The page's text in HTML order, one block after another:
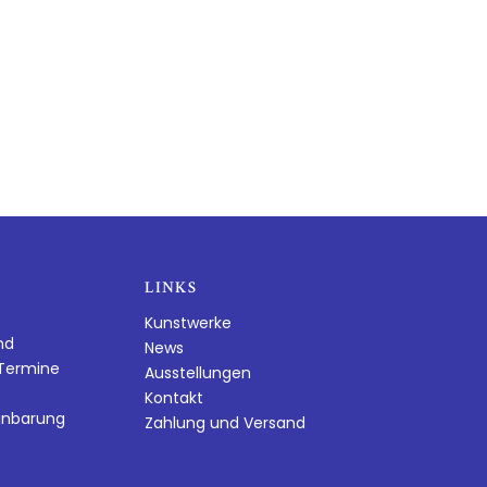
LINKS
Kunstwerke
News
Ausstellungen
Kontakt
Zahlung und Versand